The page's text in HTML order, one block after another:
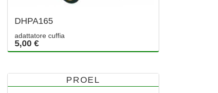
DHPA165
adattatore cuffia
5,00 €
PROEL